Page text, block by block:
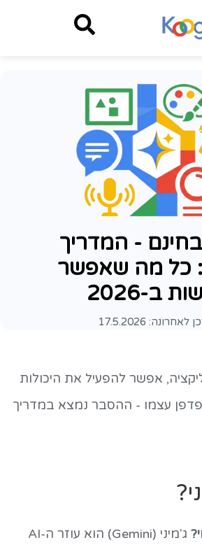
בחינם - המדריך
כל מה שאפשר
ב-2026
לאחרונה: 17.5.2026
אפשר להפעיל את היכולות
עצמו - ההסבר נמצא במדריך
ג'מיני (Gemini) הוא עוזר ה-AI